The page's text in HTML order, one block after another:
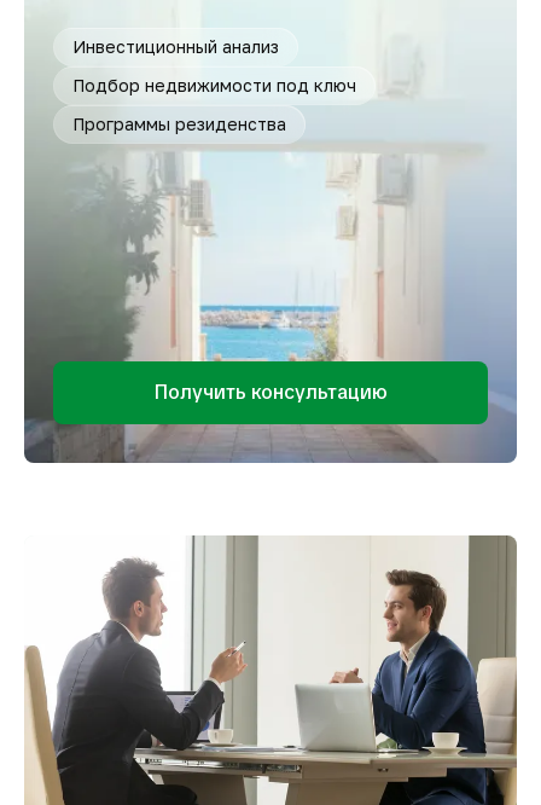
Инвестиционный анализ
Подбор недвижимости под ключ
Программы резиденства
Получить консультацию